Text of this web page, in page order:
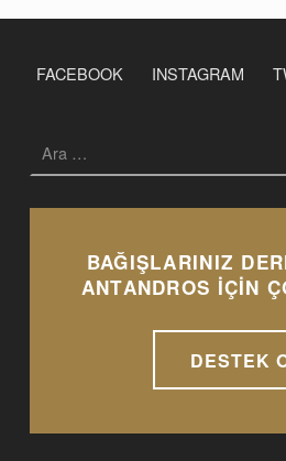
FACEBOOK INSTAGRAM
BAĞIŞLARINIZ
ANTANDROS İÇİN
DESTEK